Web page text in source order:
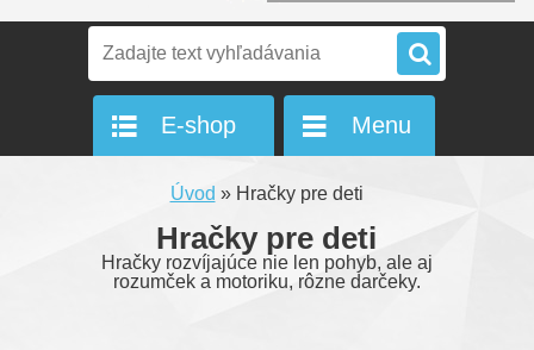
E-shop Menu
Úvod » Hračky pre deti
Hračky pre deti
Hračky rozvíjajúce nie len pohyb, ale aj
rozumček a motoriku, rôzne darčeky.